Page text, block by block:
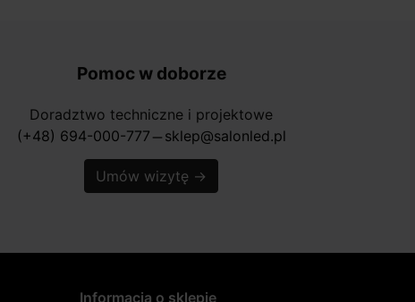
Pomoc w doborze
Doradztwo techniczne i projektowe
(+48) 694-000-777 horizontal_rule sklep@salonled.pl
Umów wizytę →
Informacja o sklepie